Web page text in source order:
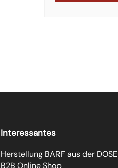
Interessantes
Herstellung BARF aus der DOSE
B2B Online Shop